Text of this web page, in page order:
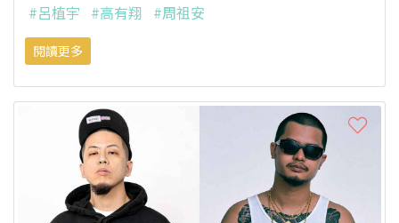
#呂植宇 #高有翔 #周祖安
閱讀更多